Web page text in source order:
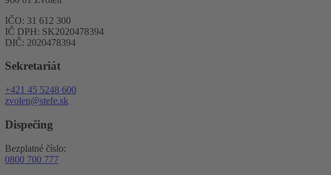
IČO: 31 612 300
IČ DPH: SK2020478394
DIČ: 2020478394
Sekretariát
+421 45 5248 600
zvolen@stefe.sk
Dispečing
Bezplatné číslo:
0800 700 777